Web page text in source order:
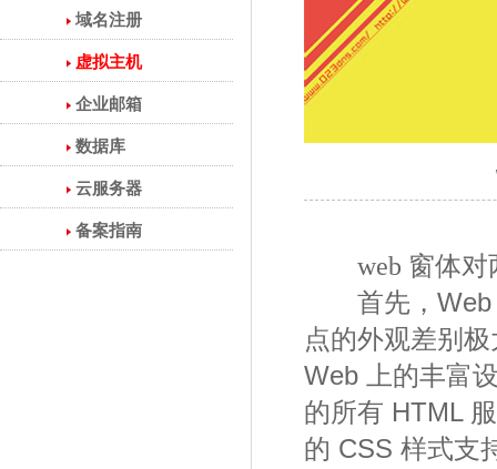
域名注册
虚拟主机
企业邮箱
数据库
云服务器
备案指南
web 窗体
首先，Web
点的外观差别
Web 上的丰富
的所有 HTML
的 CSS 样式支